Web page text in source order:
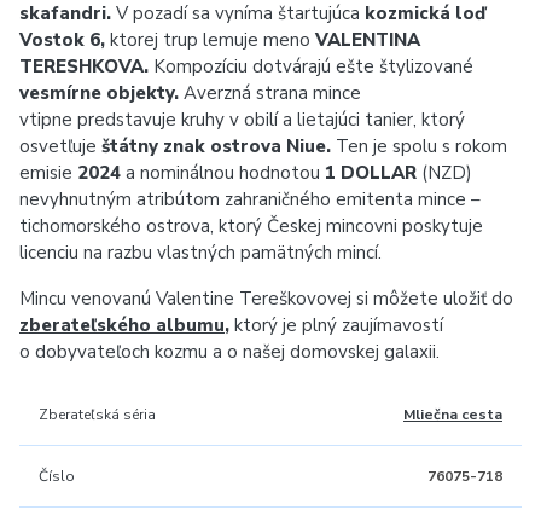
skafandri. V pozadí sa vyníma štartujúca kozmická loď
Vostok 6, ktorej trup lemuje meno VALENTINA
TERESHKOVA. Kompozíciu dotvárajú ešte štylizované
vesmírne objekty. Averzná strana mince
vtipne predstavuje kruhy v obilí a lietajúci tanier, ktorý
osvetľuje štátny znak ostrova Niue. Ten je spolu s rokom
emisie 2024 a nominálnou hodnotou 1 DOLLAR (NZD)
nevyhnutným atribútom zahraničného emitenta mince –
tichomorského ostrova, ktorý Českej mincovni poskytuje
licenciu na razbu vlastných pamätných mincí.
Mincu venovanú Valentine Tereškovovej si môžete uložiť do
zberateľského albumu, ktorý je plný zaujímavostí
o dobyvateľoch kozmu a o našej domovskej galaxii.
Zberateľská séria Mliečna cesta
Číslo 76075-718